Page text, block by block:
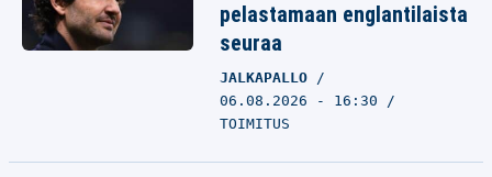
pelastamaan englantilaista
seuraa
JALKAPALLO
06.08.2026 - 16:30
TOIMITUS